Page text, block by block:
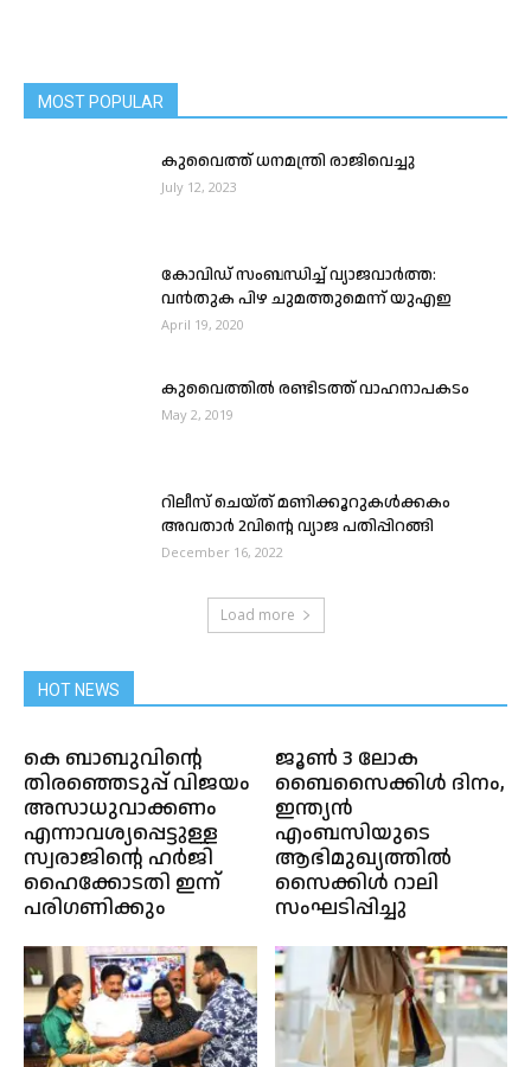
MOST POPULAR
കുവൈത്ത് ധനമന്ത്രി രാജിവെച്ചു
July 12, 2023
കോവിഡ് സംബന്ധിച്ച് വ്യാജവാർത്ത:
വൻതുക പിഴ ചുമത്തുമെന്ന് യുഎഇ
April 19, 2020
കുവൈത്തിൽ രണ്ടിടത്ത് വാഹനാപകടം
May 2, 2019
റിലീസ് ചെയ്‌ത് മണിക്കൂറുകള്‍ക്കകം
അവതാര്‍ 2വിൻ്റെ വ്യാജ പതിപ്പിറങ്ങി
December 16, 2022
Load more
HOT NEWS
കെ ബാബുവിന്റെ
തിരഞ്ഞെടുപ്പ് വിജയം
അസാധുവാക്കണം
എന്നാവശ്യപ്പെട്ടുള്ള
സ്വരാജിന്റെ ഹർജി
ഹൈക്കോടതി ഇന്ന്
പരിഗണിക്കും
ജൂൺ 3 ലോക
ബൈസൈക്കിൾ ദിനം,
ഇന്ത്യൻ
എംബസിയുടെ
ആഭിമുഖ്യത്തിൽ
സൈക്കിൾ റാലി
സംഘടിപ്പിച്ചു